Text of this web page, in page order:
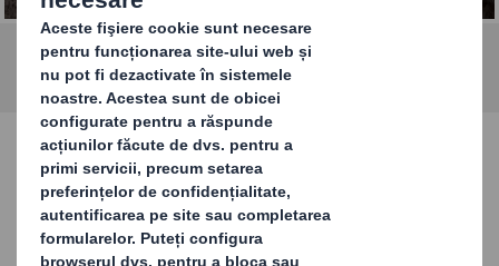
Serviciile noastre de
reciclare